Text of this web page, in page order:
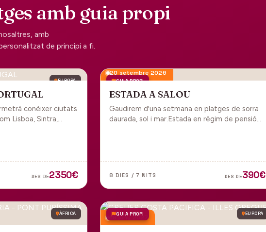
amb guia propi
amb
de principi a fi.
EUROPA
conèixer ciutats
Lisboa, Sintra,
DES DE2350€
GUIA PROPI
20 setembre 2026
ESTADA A SALOU
Gaudirem d'una setmana en platges de sorra
daurada, sol i mar.Estada en règim de pensió
8 DIES / 7 NITS DES DE390€
ÀFRICA GUIA PROPI EUROPA
18 juny 2027